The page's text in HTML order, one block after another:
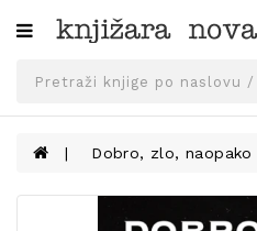
Kategorije
SVEUČILIŠNA
UDŽBENICI
KNJIGE
Dobro, zlo, naopako